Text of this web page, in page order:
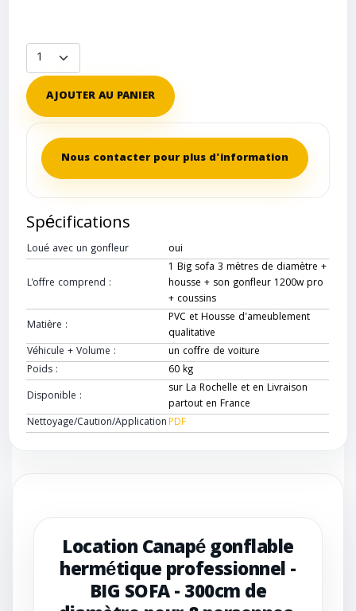
AJOUTER AU PANIER
Nous contacter pour plus d'information
Spécifications
Loué avec un gonfleur oui
L'offre comprend :
1 Big sofa 3 mètres de diamètre +
housse + son gonfleur 1200w pro
+ coussins
Matière :
PVC et Housse d'ameublement
qualitative
Véhicule + Volume :
un coffre de voiture
Poids :
60 kg
Disponible :
sur La Rochelle et en Livraison
partout en France
Nettoyage/Caution/ApplicationPDF
Location Canapé gonflable
hermétique professionnel -
BIG SOFA - 300cm de